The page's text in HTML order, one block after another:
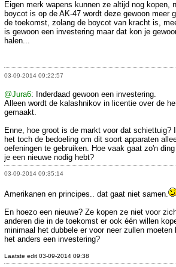
Eigen merk wapens kunnen ze altijd nog kopen,
boycot is op de AK-47 wordt deze gewoon meer
de toekomst, zolang de boycot van kracht is,
is gewoon een investering maar dat kon je
halen...
03-09-2014 09:22:57
@Jura6: Inderdaad gewoon een investering.
Alleen wordt de kalashnikov in licentie over de
gemaakt.
Enne, hoe groot is de markt voor dat schiettuig?
het toch de bedoeling om dit soort apparaten
oefeningen te gebruiken. Hoe vaak gaat zo'n
je een nieuwe nodig hebt?
03-09-2014 09:35:14
Amerikanen en principes.. dat gaat niet samen.
En hoezo een nieuwe? Ze kopen ze niet voor
anderen die in de toekomst er ook één willen
minimaal het dubbele er voor neer zullen moeten
het anders een investering?
Laatste edit 03-09-2014 09:38